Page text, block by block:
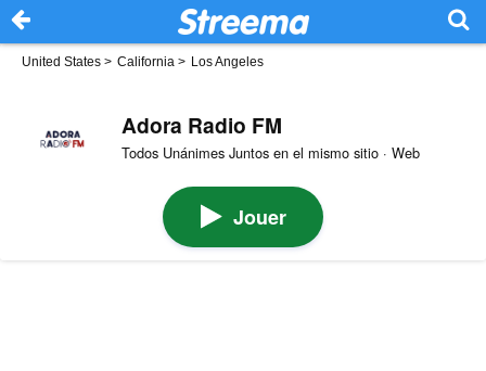
United States > California > Los Angeles
Adora Radio FM
Todos Unánimes Juntos en el mismo sitio · Web
Jouer